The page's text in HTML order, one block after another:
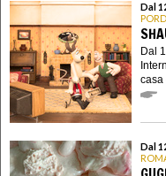
Dal
Dal
casa
Dal